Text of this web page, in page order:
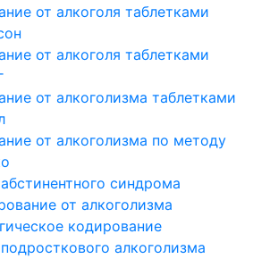
от алкоголя таблетками
от алкоголя таблетками
от алкоголизма таблетками
от алкоголизма по методу
синдрома
от алкоголизма
кодирование
алкоголизма